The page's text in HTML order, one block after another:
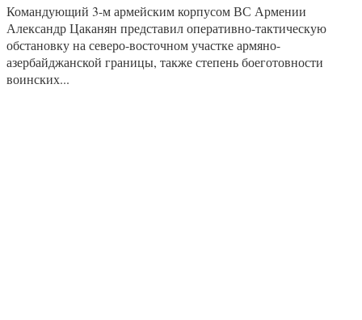
Командующий 3-м армейским корпусом ВС Армении
Александр Цаканян представил оперативно-тактическую
обстановку на северо-восточном участке армяно-
азербайджанской границы, также степень боеготовности
воинских...